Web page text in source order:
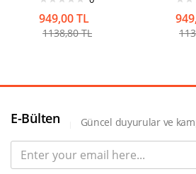
949,00TL
1138,80TL
E-Bülten Güncel duyurular ve